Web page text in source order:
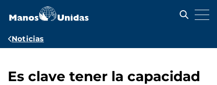
contenido
Ruta
Noticias
Es clave tener la capacidad